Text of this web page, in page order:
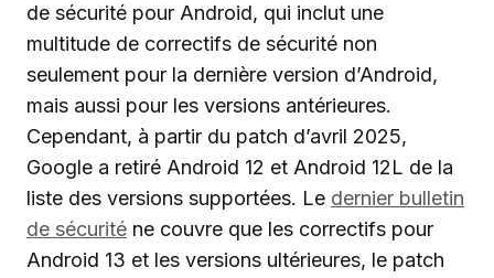
de sécurité pour Android, qui inclut une
multitude de correctifs de sécurité non
seulement pour la dernière version d’Android,
mais aussi pour les versions antérieures.
Cependant, à partir du patch d’avril 2025,
Google a retiré Android 12 et Android 12L de la
liste des versions supportées. Le dernier bulletin
de sécurité ne couvre que les correctifs pour
Android 13 et les versions ultérieures, le patch